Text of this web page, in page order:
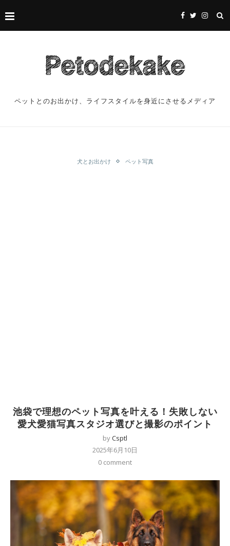
ペットとのお出かけ、ライフスタイルを身近にさせるメディア
犬とお出かけ ペット写真
池袋で理想のペット写真を叶える！失敗しない
愛犬愛猫写真スタジオ選びと撮影のポイント
byCsptl
2025年6月10日
0 comment